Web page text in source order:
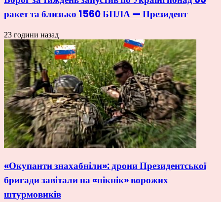
ракет та близько 1560 БПЛА — Президент
23 години назад
«Окупанти знахабніли»: дрони Президентської
бригади завітали на «пікнік» ворожих
штурмовиків